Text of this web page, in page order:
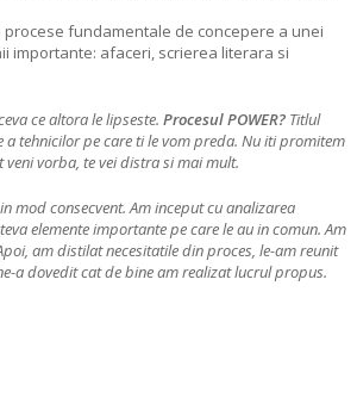
fundamentale de concepere a unei
importante: afaceri, scrierea literara si
ce altora le lipseste. Procesul POWER? Titlul
a tehnicilor pe care ti le vom preda. Nu iti promitem
vorba, te vei distra si mai mult.
mod consecvent. Am inceput cu analizarea
elemente importante pe care le au in comun. Am
am distilat necesitatile din proces, le-am reunit
a dovedit cat de bine am realizat lucrul propus.